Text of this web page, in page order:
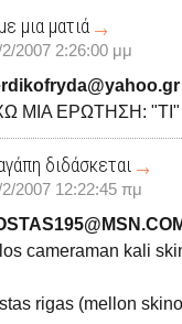
με μια ματιά
2/2007 2:26:00 μμ
ΜΙΑ ΕΡΩΤΗΣΗ:
διδάσκεται
2/2007 12:22:45 πμ
cameraman kali
rigas (mellon